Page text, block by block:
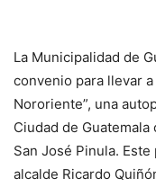
La Municipalidad de
convenio para llevar
Nororiente”, una
Ciudad de
San José Pinula.
alcalde Ricardo